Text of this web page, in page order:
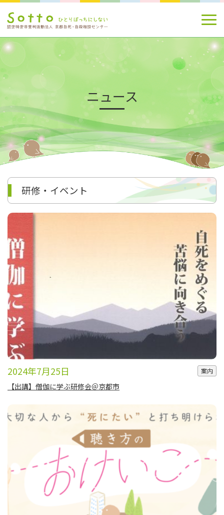
ニュース
研修・イベント
2024年7月25日 案内
【出講】僧伽に学ぶ研修会＠京都市